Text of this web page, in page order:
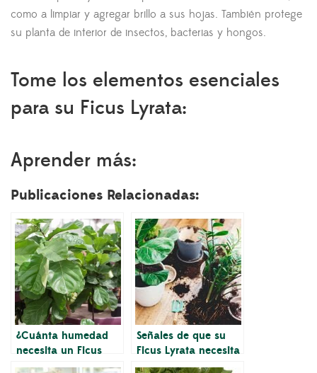
como a limpiar y agregar brillo a sus hojas. También protege
su planta de interior de insectos, bacterias y hongos.
Tome los elementos esenciales
para su Ficus Lyrata:
Aprender más:
Publicaciones Relacionadas:
¿Cuánta humedad
necesita un Ficus
Lyrata?
Señales de que su
Ficus Lyrata necesita
más humedad